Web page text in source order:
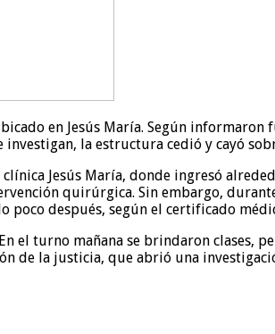
en Jesús María. Según informaron
la estructura cedió y cayó
Jesús María, donde ingresó
quirúrgica. Sin embargo,
después, según el certificado
el turno mañana se brindaron clases,
de la justicia, que abrió una